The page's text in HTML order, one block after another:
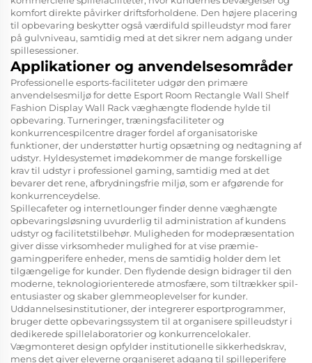
komfort direkte påvirker driftsforholdene. Den højere placering
til opbevaring beskytter også værdifuld spilleudstyr mod farer
på gulvniveau, samtidig med at det sikrer nem adgang under
spillesessioner.
Applikationer og anvendelsesområder
Professionelle esports-faciliteter udgør den primære
anvendelsesmiljø for dette Esport Room Rectangle Wall Shelf
Fashion Display Wall Rack væghængte flodende hylde til
opbevaring. Turneringer, træningsfaciliteter og
konkurrencespilcentre drager fordel af organisatoriske
funktioner, der understøtter hurtig opsætning og nedtagning af
udstyr. Hyldesystemet imødekommer de mange forskellige
krav til udstyr i professionel gaming, samtidig med at det
bevarer det rene, afbrydningsfrie miljø, som er afgørende for
konkurrenceydelse.
Spillecafeter og internetlounger finder denne væghængte
opbevaringsløsning uvurderlig til administration af kundens
udstyr og facilitetstilbehør. Muligheden for modepræsentation
giver disse virksomheder mulighed for at vise præmie-
gamingperifere enheder, mens de samtidig holder dem let
tilgængelige for kunder. Den flydende design bidrager til den
moderne, teknologiorienterede atmosfære, som tiltrækker spil-
entusiaster og skaber glemmeoplevelser for kunder.
Uddannelsesinstitutioner, der integrerer esportprogrammer,
bruger dette opbevaringssystem til at organisere spilleudstyr i
dedikerede spillelaboratorier og konkurrencelokaler.
Vægmonteret design opfylder institutionelle sikkerhedskrav,
mens det giver eleverne organiseret adgang til spilleperifere